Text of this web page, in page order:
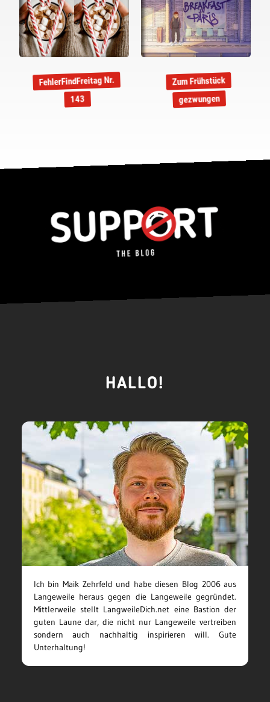
FehlerFindFreitag Nr.
143
Zum Frühstück
gezwungen
HALLO!
Ich bin Maik Zehrfeld und habe diesen Blog 2006 aus
Langeweile heraus gegen die Langeweile gegründet.
Mittlerweile stellt LangweileDich.net eine Bastion der
guten Laune dar, die nicht nur Langeweile vertreiben
sondern auch nachhaltig inspirieren will. Gute
Unterhaltung!